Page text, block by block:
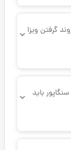
گرفتن ویزا
باید